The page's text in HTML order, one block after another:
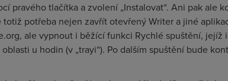
pravého tlačítka a zvolení „Instalovat“. Ani pak ale
potřeba nejen zavřít otevřený Writer a jiné
ale vypnout i běžící funkci Rychlé spuštění, jejíž
u hodin (v „trayi“). Po dalším spuštění bude